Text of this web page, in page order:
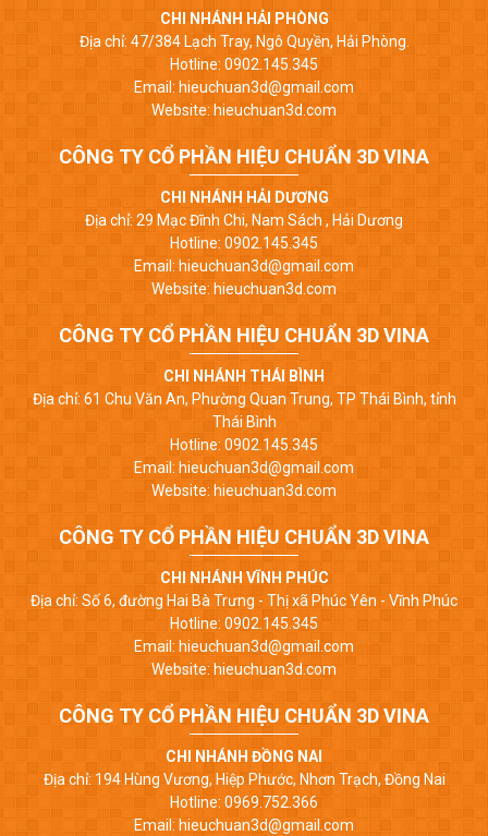
CHI NHÁNH HẢI PHÒNG
Địa chỉ: 47/384 Lạch Tray, Ngô Quyền, Hải Phòng.
Hotline: 0902.145.345
Email: hieuchuan3d@gmail.com
Website: hieuchuan3d.com
CÔNG TY CỔ PHẦN HIỆU CHUẨN 3D VINA
CHI NHÁNH HẢI DƯƠNG
Địa chỉ: 29 Mạc Đĩnh Chi, Nam Sách , Hải Dương
Hotline: 0902.145.345
Email: hieuchuan3d@gmail.com
Website: hieuchuan3d.com
CÔNG TY CỔ PHẦN HIỆU CHUẨN 3D VINA
CHI NHÁNH THÁI BÌNH
Địa chỉ: 61 Chu Văn An, Phường Quan Trung, TP Thái Bình, tỉnh
Thái Bình
Hotline: 0902.145.345
Email: hieuchuan3d@gmail.com
Website: hieuchuan3d.com
CÔNG TY CỔ PHẦN HIỆU CHUẨN 3D VINA
CHI NHÁNH VĨNH PHÚC
Địa chỉ: Số 6, đường Hai Bà Trưng - Thị xã Phúc Yên - Vĩnh Phúc
Hotline: 0902.145.345
Email: hieuchuan3d@gmail.com
Website: hieuchuan3d.com
CÔNG TY CỔ PHẦN HIỆU CHUẨN 3D VINA
CHI NHÁNH ĐỒNG NAI
Địa chỉ: 194 Hùng Vương, Hiệp Phước, Nhơn Trạch, Đồng Nai
Hotline: 0969.752.366
Email: hieuchuan3d@gmail.com